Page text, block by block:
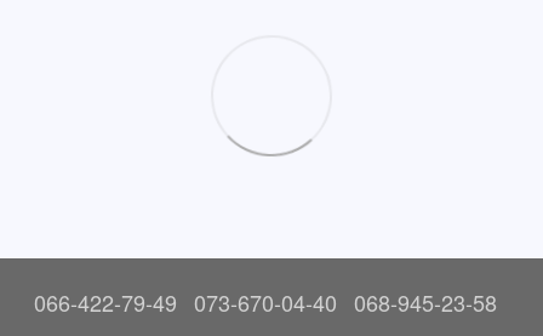
066-422-79-49 073-670-04-40 068-945-23-58